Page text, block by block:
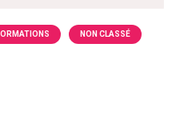
NON CLASSÉ